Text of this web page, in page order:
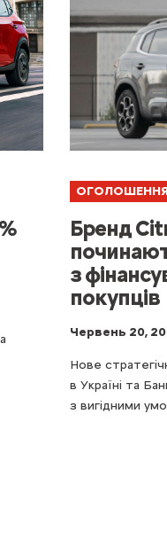
Бренд
з
покупців
Червень 20,
Нове
в Україні та
з вигідними